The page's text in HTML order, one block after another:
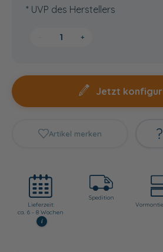
* UVP des Herstellers
+
Jetzt
Artikel merken
Lieferzeit:
ca. 6 - 8 Wochen
i
Spedition